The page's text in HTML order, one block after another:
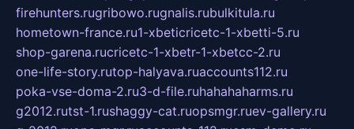
firehunters.rugribowo.rugnalis.rubulkitula.ru
hometown-france.ru1-xbeticricetc-1-xbetti-5.ru
shop-garena.rucricetc-1-xbetr-1-xbetcc-2.ru
one-life-story.rutop-halyava.ruaccounts112.ru
poka-vse-doma-2.ru3-d-file.ruhahahaharms.ru
g2012.rutst-1.rushaggy-cat.ruopsmgr.ruev-gallery.ru